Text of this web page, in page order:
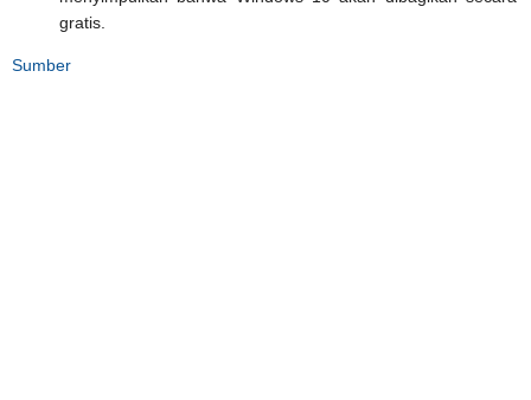
gratis.
Sumber